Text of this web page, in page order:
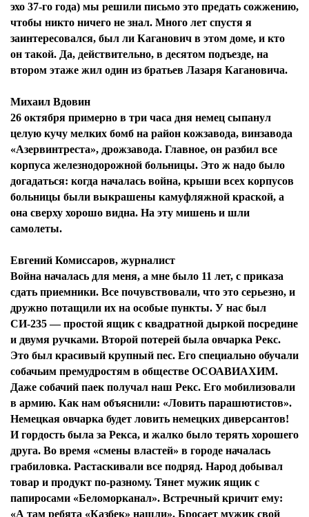
эхо 37-го года) мы решили письмо это предать сожжению,
чтобы никто ничего не знал. Много лет спустя я
заинтересовался, был ли Каганович в этом доме, и кто
он такой. Да, действительно, в десятом подъезде, на
втором этаже жил один из братьев Лазаря Кагановича.
Михаил Вдовин
26 октября примерно в три часа дня немец сыпанул
целую кучу мелких бомб на район кожзавода, винзавода
«Азервинтреста», дрожзавода. Главное, он разбил все
корпуса железнодорожной больницы. Это ж надо было
догадаться: когда началась война, крыши всех корпусов
больницы были выкрашены камуфляжной краской, а
она сверху хорошо видна. На эту мишень и шли
самолеты.
Евгений Комиссаров, журналист
Война началась для меня, а мне было 11 лет, с приказа
сдать приемники. Все почувствовали, что это серьезно, и
дружно потащили их на особые пункты. У нас был
СИ-235 — простой ящик с квадратной дыркой посредине
и двумя ручками. Второй потерей была овчарка Рекс.
Это был красивый крупный пес. Его специально обучали
собачьим премудростям в обществе ОСОАВИАХИМ.
Даже собачий паек получал наш Рекс. Его мобилизовали
в армию. Как нам объяснили: «Ловить парашютистов».
Немецкая овчарка будет ловить немецких диверсантов!
И гордость была за Рекса, и жалко было терять хорошего
друга. Во время «смены властей» в городе началась
грабиловка. Растаскивали все подряд. Народ добывал
товар и продукт по-разному. Тянет мужик ящик с
папиросами «Беломорканал». Встречный кричит ему:
«А там ребята «Казбек» нашли». Бросает мужик свой